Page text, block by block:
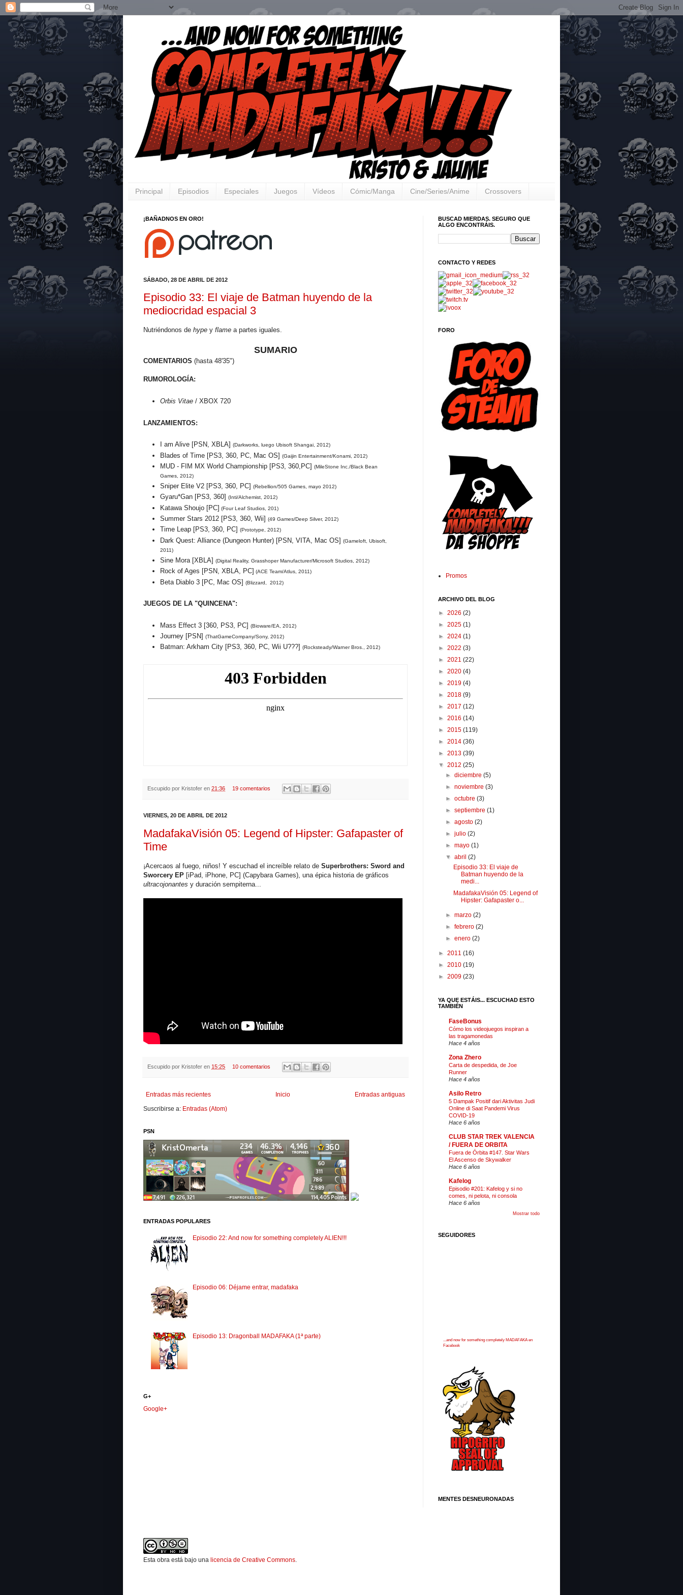
Principal Episodios Especiales Juegos Vídeos Cómic/Manga Cine/Series/Anime Crossovers
¡BAÑADNOS EN ORO!
SÁBADO, 28 DE ABRIL DE 2012
Episodio 33: El viaje de Batman huyendo de la
mediocridad espacial 3
Nutriéndonos de hype y flame a partes iguales.
SUMARIO
COMENTARIOS (hasta 48'35")
RUMOROLOGÍA:
Orbis Vitae / XBOX 720
LANZAMIENTOS:
I am Alive [PSN, XBLA] (Darkworks, luego Ubisoft Shangai, 2012)
Blades of Time [PS3, 360, PC, Mac OS] (Gaijin Entertainment/Konami, 2012)
MUD - FIM MX World Championship [PS3, 360,PC] (MileStone Inc./Black Bean
Games, 2012)
Sniper Elite V2 [PS3, 360, PC] (Rebellion/505 Games, mayo 2012)
Gyaru*Gan [PS3, 360] (Inti/Alchemist, 2012)
Katawa Shoujo [PC] (Four Leaf Studios, 201)
Summer Stars 2012 [PS3, 360, Wii] (49 Games/Deep Silver, 2012)
Time Leap [PS3, 360, PC] (Prototype, 2012)
Dark Quest: Alliance (Dungeon Hunter) [PSN, VITA, Mac OS] (Gameloft, Ubisoft,
2011)
Sine Mora [XBLA] (Digital Reality, Grasshoper Manufacturer/Microsoft Studios, 2012)
Rock of Ages [PSN, XBLA, PC] (ACE Team/Atlus, 2011)
Beta Diablo 3 [PC, Mac OS] (Blizzard, 2012)
JUEGOS DE LA "QUINCENA":
Mass Effect 3 [360, PS3, PC] (Bioware/EA, 2012)
Journey [PSN] (ThatGameCompany/Sony, 2012)
Batman: Arkham City [PS3, 360, PC, Wii U???] (Rocksteady/Warner Bros., 2012)
Escupido por Kristofer en 21:36 19 comentarios
VIERNES, 20 DE ABRIL DE 2012
MadafakaVisión 05: Legend of Hipster: Gafapaster of
Time
¡Acercaos al fuego, niños! Y escuchad el increíble relato de Superbrothers: Sword and
Sworcery EP [iPad, iPhone, PC] (Capybara Games), una épica historia de gráficos
ultracojonantes y duración sempiterna...
Escupido por Kristofer en 15:25 10 comentarios
Entradas más recientes Entradas antiguas
Inicio
Suscribirse a: Entradas (Atom)
PSN
ENTRADAS POPULARES
Episodio 22: And now for something completely ALIEN!!!
Episodio 06: Déjame entrar, madafaka
Episodio 13: Dragonball MADAFAKA (1ª parte)
G+
Google+
BUSCAD MIERDAS. SEGURO QUE
ALGO ENCONTRÁIS.
CONTACTO Y REDES
FORO
Promos
ARCHIVO DEL BLOG
► 2026 (2)
► 2025 (1)
► 2024 (1)
► 2022 (3)
► 2021 (22)
► 2020 (4)
► 2019 (4)
► 2018 (9)
► 2017 (12)
► 2016 (14)
► 2015 (119)
► 2014 (36)
► 2013 (39)
▼ 2012 (25)
►diciembre(5)
►noviembre(3)
►octubre(3)
►septiembre(1)
►agosto(2)
►julio(2)
►mayo(1)
▼abril(2)
Episodio 33: El viaje de
Batman huyendo de la
medi...
MadafakaVisión 05: Legend of
Hipster: Gafapaster o...
►marzo(2)
►febrero(2)
►enero(2)
► 2011 (16)
► 2010 (19)
► 2009 (23)
YA QUE ESTÁIS... ESCUCHAD ESTO
TAMBIÉN
FaseBonus
Cómo los videojuegos inspiran a
las tragamonedas
Hace 4 años
Zona Zhero
Carta de despedida, de Joe
Runner
Hace 4 años
Asilo Retro
5 Dampak Positif dari Aktivitas Judi
Online di Saat Pandemi Virus
COVID-19
Hace 6 años
CLUB STAR TREK VALENCIA
/ FUERA DE ORBITA
Fuera de Órbita #147. Star Wars
El Ascenso de Skywalker
Hace 6 años
Kafelog
Episodio #201: Kafelog y si no
comes, ni pelota, ni consola
Hace 6 años
Mostrar todo
SEGUIDORES
...and now for something completely MADAFAKA en
Facebook
MENTES DESNEURONADAS
Esta obra está bajo una licencia de Creative Commons